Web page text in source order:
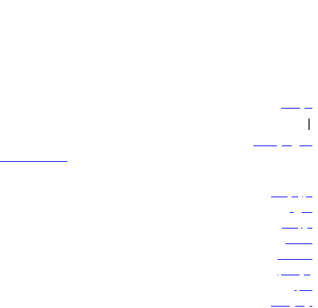
سياساتنا
|
الشروط والأحكام
600 544 445
حجز الرحلات
العروض
الوجهات
الأمتعة
المساعدة
إدارة الحجز
الأخبار
تواصل معنا